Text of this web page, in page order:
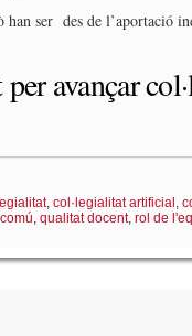
han ser des de l’aportació
avançar
, col·legialitat artificial
qualitat docent, rol de